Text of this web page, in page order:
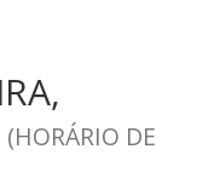
(HORÁRIO DE